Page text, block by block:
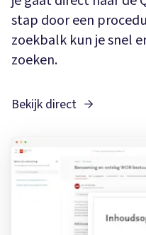
stap door een
zoekbalk kun je snel
zoeken.
Bekijk direct